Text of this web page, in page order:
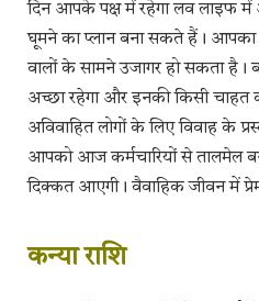
दिन आपके पक्ष में रहेगा लव लाइफ में
घूमने का प्लान बना सकते हैं। आपका
वालों के सामने उजागर हो सकता
अच्छा रहेगा और इनकी किसी
अविवाहित लोगों के लिए विवाह के
आपको आज कर्मचारियों से तालमेल
दिक्कत आएगी। वैवाहिक जीवन में
​कन्या राशि